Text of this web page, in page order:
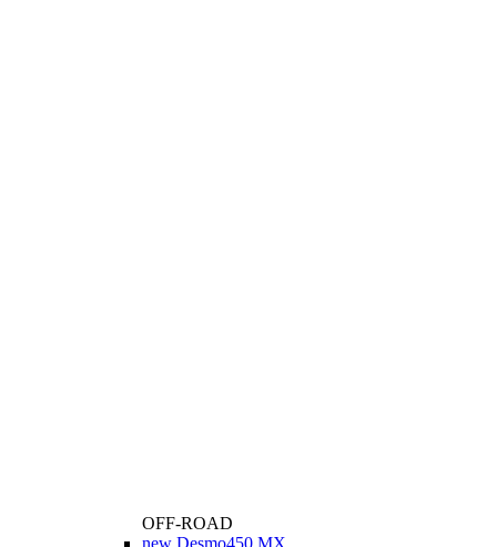
OFF-ROAD
new Desmo450 MX